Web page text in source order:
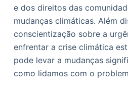
e dos direitos das
mudanças climáticas. Além
conscientização sobre a
enfrentar a crise climática
pode levar a mudanças
como lidamos com o